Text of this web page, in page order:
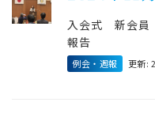
入会式 新会員
報告
例会・週報 更新: